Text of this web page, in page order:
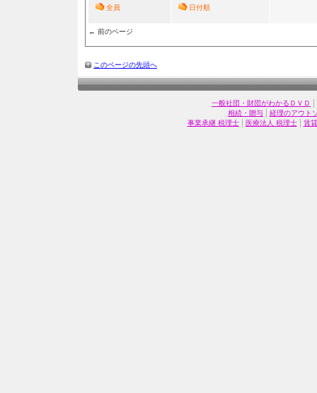
全員 日付順
← 前のページ
このページの先頭へ
一般社団・財団がわかるＤＶＤ |
相続・贈与 | 経理のアウト
事業承継 税理士| 医療法人 税理士| 賃